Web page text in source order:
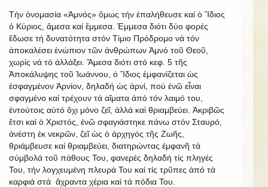
Τήν ὀνομασία «Ἀμνός» ὅμως τήν ἐπαλήθευσε καί ὁ Ἴδιος
ὁ Κύριος, ἄμεσα καί ἔμμεσα. Ἐμμεσα διότι δύο φορές
ἔδωσε τή δυνατότητα στόν Τίμιο Πρόδρομο νά τόν
ἀποκαλέσει ἐνώπιον τῶν ἀνθρώπων Ἀμνό τοῦ Θεοῦ,
χωρίς νά τό ἀλλάξει. Ἄμεσα διότι στό κεφ. 5 τῆς
Ἀποκάλυψης τοῦ Ἰωάννου, ὁ Ἴδιος ἐμφανίζεται ὡς
ἐσφαγμένον Ἀρνίον, δηλαδή ὡς ἀρνί, πού ἐνῶ εἶναι
σφαγμένο καί τρέχουν τά αἵματα ἀπό τόν λαιμό του,
ἐντούτοις αὐτό ὄχι μόνο ζεῖ, ἀλλά καί θριαμβεύει. Ἀκριβῶς
ἔτσι καί ὁ Χριστός, ἐνῶ σφαγιάστηκε πάνω στόν Σταυρό,
ἀνέστη ἐκ νεκρῶν, ζεῖ ὡς ὁ ἀρχηγός τῆς Ζωῆς,
θριάμβευσε καί θριαμβεύει, διατηρώντας ἐμφανῆ τά
σύμβολά τοῦ πάθους Του, φανερές δηλαδή τίς πληγές
Του, τήν λογχευμένη πλευρά Του καί τίς τρῦπες ἀπό τά
καρφιά στά ἄχραντα χέρια καί τά πόδια Του.